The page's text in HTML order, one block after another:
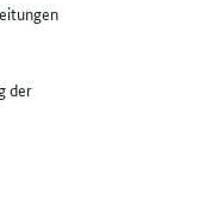
der